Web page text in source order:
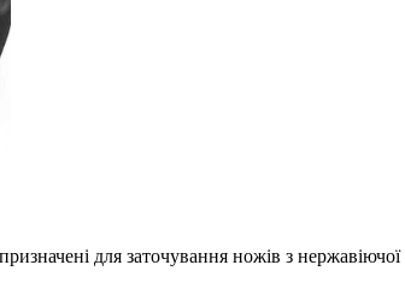
для заточування ножів з